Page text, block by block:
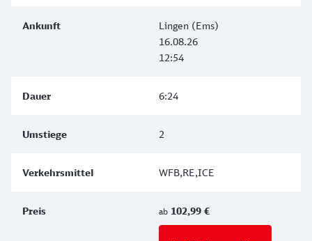
Lingen (Ems)
16.08.26
12:54
6:24
2
WFB,RE,ICE
ab 102,99 €